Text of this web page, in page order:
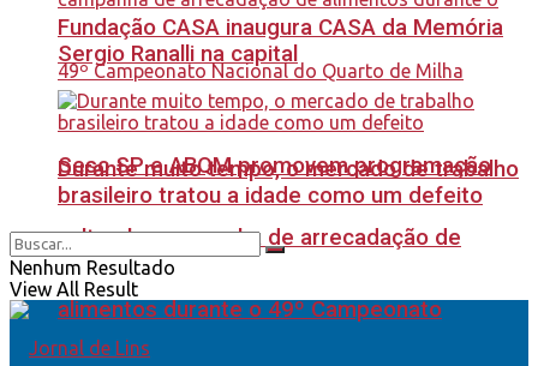
Sesc SP e ABQM promovem programação
cultural e campanha de arrecadação de
alimentos durante o 49º Campeonato
Fundação CASA inaugura CASA da Memória
Sergio Ranalli na capital
Durante muito tempo, o mercado de trabalho
brasileiro tratou a idade como um defeito
Nenhum Resultado
View All Result